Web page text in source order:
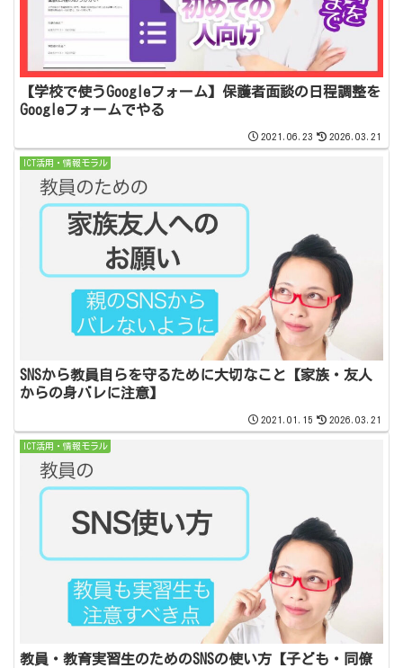
【学校で使うGoogleフォーム】保護者面談の日程調整を
Googleフォームでやる
2021.06.23 2026.03.21
ICT活用・情報モラル
SNSから教員自らを守るために大切なこと【家族・友人
からの身バレに注意】
2021.01.15 2026.03.21
ICT活用・情報モラル
教員・教育実習生のためのSNSの使い方【子ども・同僚